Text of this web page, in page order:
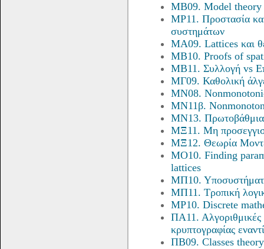
MB09. Model theory
MP11. Προστασία
συστημάτων
ΜA09. Lattices και
ΜΒ10. Proofs of
ΜΒ11. Συλλογή vs
ΜΓ09. Καθολική
ΜΝ08.
ΜΝ11β.
ΜΝ13. Πρωτοβάθμια
ΜΞ11. Μη
ΜΞ12. Θεωρία
ΜΟ10. Finding
lattices
ΜΠ10.
ΜΠ11. Τροπική
ΜΡ10. Discrete
ΠΑ11. Αλγοριθμικές
κρυπτογραφίας
ΠΒ09. Classes